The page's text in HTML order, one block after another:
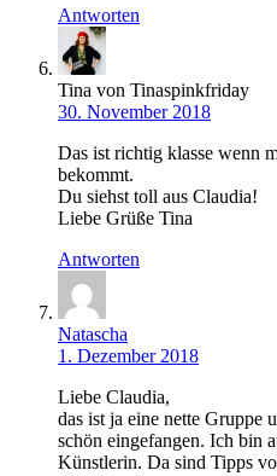
Antworten
Tina von Tinaspinkfriday
30. November 2018
Das ist richtig klasse wenn
bekommt.
Du siehst toll aus Claudia!
Liebe Grüße Tina
Antworten
Natascha
1. Dezember 2018
Liebe Claudia,
das ist ja eine nette Gruppe
schön eingefangen. Ich bin
Künstlerin. Da sind Tipps